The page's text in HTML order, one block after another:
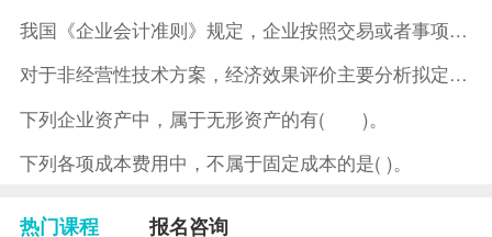
我国《企业会计准则》规定，企业按照交易或者事项的经济特征确定
对于非经营性技术方案，经济效果评价主要分析拟定方案的( )。
下列企业资产中，属于无形资产的有( )。
下列各项成本费用中，不属于固定成本的是( )。
热门课程 报名咨询